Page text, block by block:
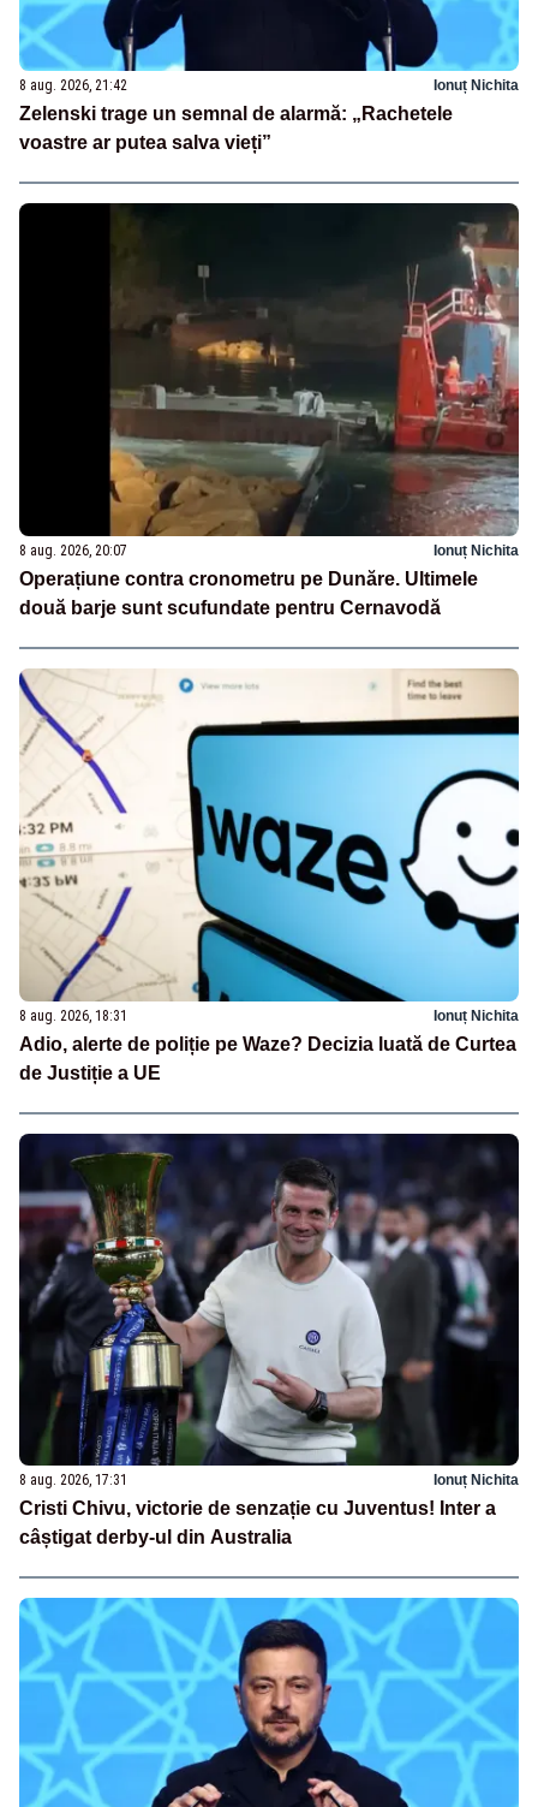
8 aug. 2026, 21:42 Ionuț Nichita
Zelenski trage un semnal de alarmă: „Rachetele
voastre ar putea salva vieți”
8 aug. 2026, 20:07 Ionuț Nichita
Operațiune contra cronometru pe Dunăre. Ultimele
două barje sunt scufundate pentru Cernavodă
8 aug. 2026, 18:31 Ionuț Nichita
Adio, alerte de poliție pe Waze? Decizia luată de Curtea
de Justiție a UE
8 aug. 2026, 17:31 Ionuț Nichita
Cristi Chivu, victorie de senzație cu Juventus! Inter a
câștigat derby-ul din Australia